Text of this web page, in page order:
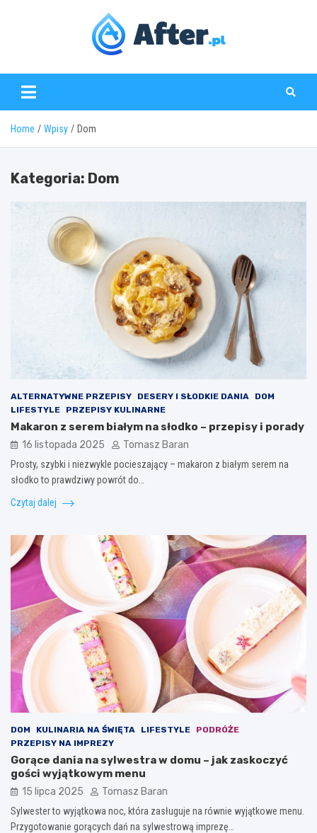
www.after.pl
Home Wpisy Dom
Kategoria: Dom
ALTERNATYWNE PRZEPISY DESERY I SŁODKIE DANIA
DOM
LIFESTYLE
PRZEPISY KULINARNE
Makaron z serem białym na słodko – przepisy i porady
16 listopada 2025 Tomasz Baran
Prosty, szybki i niezwykle pocieszający – makaron z białym serem na
słodko to prawdziwy powrót do…
Czytaj dalej
DOM KULINARIA NA ŚWIĘTA LIFESTYLE
PODRÓŻE
PRZEPISY NA IMPREZY
Gorące dania na sylwestra w domu – jak zaskoczyć
gości wyjątkowym menu
15 lipca 2025 Tomasz Baran
Sylwester to wyjątkowa noc, która zasługuje na równie wyjątkowe menu.
Przygotowanie gorących dań na sylwestrową imprezę…